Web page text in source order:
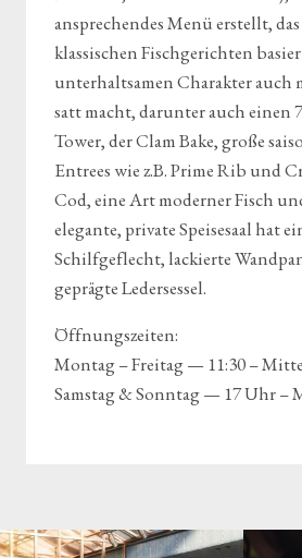
ansprechendes Menü erstellt,
klassischen Fischgerichten
unterhaltsamen Charakter auch
satt macht, darunter auch einen
Tower, der Clam Bake, große
Entrees wie z.B. Prime Rib und
Cod, eine Art moderner Fisch
elegante, private Speisesaal hat
Schilfgeflecht, lackierte
geprägte Ledersessel.
Öffnungszeiten:
Montag – Freitag — 11:30 –
Samstag & Sonntag — 17 Uhr –